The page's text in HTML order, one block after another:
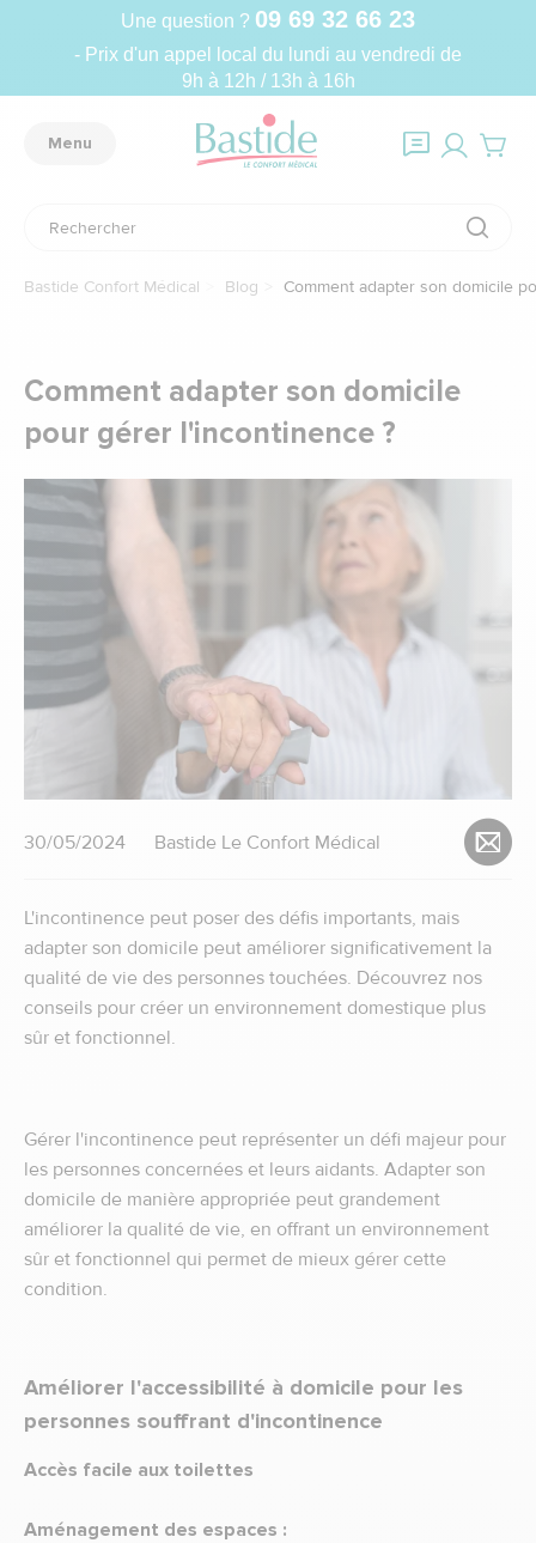
Une question ? 09 69 32 66 23
- Prix d'un appel local du lundi au vendredi de
9h à 12h / 13h à 16h
Menu
Bastide Confort Médical Blog Comment adapter son domicile
Comment adapter son domicile
pour gérer l'incontinence ?
30/05/2024 Bastide Le Confort Médical
L'incontinence peut poser des défis importants, mais
adapter son domicile peut améliorer significativement la
qualité de vie des personnes touchées. Découvrez nos
conseils pour créer un environnement domestique plus
sûr et fonctionnel.
Gérer l'incontinence peut représenter un défi majeur pour
les personnes concernées et leurs aidants. Adapter son
domicile de manière appropriée peut grandement
améliorer la qualité de vie, en offrant un environnement
sûr et fonctionnel qui permet de mieux gérer cette
condition.
Améliorer l'accessibilité à domicile pour les
personnes souffrant d'incontinence
Accès facile aux toilettes
Aménagement des espaces :